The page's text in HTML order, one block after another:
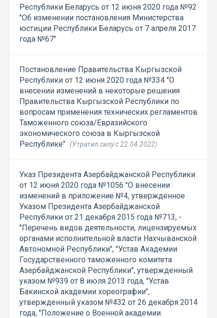
Республики Беларусь от 12 июня 2020 года №92
"Об изменении постановления Министерства
юстиции Республики Беларусь от 7 апреля 2017
года №67"
Постановление Правительства Кыргызской
Республики от 12 июня 2020 года №334 "О
внесении изменений в некоторые решения
Правительства Кыргызской Республики по
вопросам применения технических регламентов
Таможенного союза/Евразийского
экономического союза в Кыргызской
Республике" (Утратил силу с 22.04.2022)
Указ Президента Азербайджанской Республики
от 12 июня 2020 года №1056 "О внесении
изменений в приложение №4, утвержденное
Указом Президента Азербайджанской
Республики от 21 декабря 2015 года №713, -
"Перечень видов деятельности, лицензируемых
органами исполнительной власти Нахчыванской
Автономной Республики", "Устав Академии
Государственного таможенного комитета
Азербайджанской Республики", утвержденный
указом №939 от 8 июля 2013 года, "Устав
Бакинской академии хореографии",
утвержденный указом №432 от 26 декабря 2014
года, "Положение о Военной академии